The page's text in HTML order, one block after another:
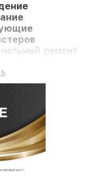
ремонт